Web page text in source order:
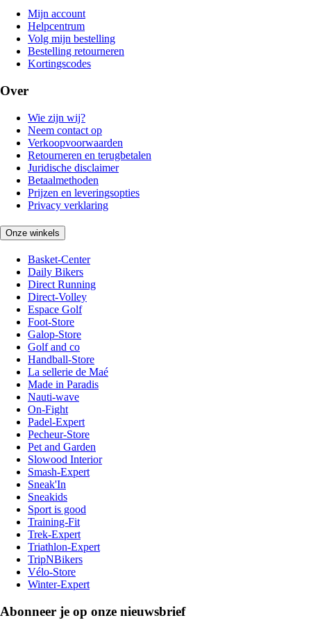
Mijn account
Helpcentrum
Volg mijn bestelling
Bestelling retourneren
Kortingscodes
Over
Wie zijn wij?
Neem contact op
Verkoopvoorwaarden
Retourneren en terugbetalen
Juridische disclaimer
Betaalmethoden
Prijzen en leveringsopties
Privacy verklaring
Onze winkels
Basket-Center
Daily Bikers
Direct Running
Direct-Volley
Espace Golf
Foot-Store
Galop-Store
Golf and co
Handball-Store
La sellerie de Maé
Made in Paradis
Nauti-wave
On-Fight
Padel-Expert
Pecheur-Store
Pet and Garden
Slowood Interior
Smash-Expert
Sneak'In
Sneakids
Sport is good
Training-Fit
Trek-Expert
Triathlon-Expert
TripNBikers
Vélo-Store
Winter-Expert
Abonneer je op onze nieuwsbrief